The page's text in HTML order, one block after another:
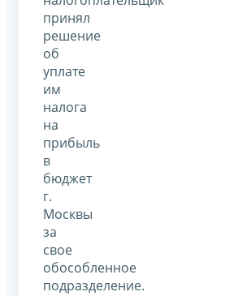
принял
решение
об
уплате
им
налога
на
прибыль
в
бюджет
г.
Москвы
за
свое
обособленное
подразделение.